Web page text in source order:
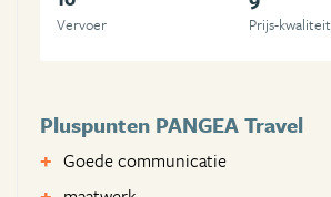
Vervoer Prijs-kwaliteit
Pluspunten PANGEA Travel
Goede communicatie